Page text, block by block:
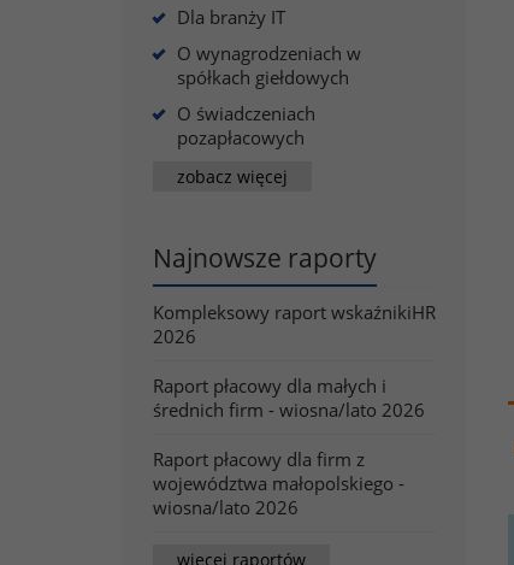
Dla branży IT
O wynagrodzeniach w
spółkach giełdowych
O świadczeniach
pozapłacowych
zobacz więcej
Najnowsze raporty
Kompleksowy raport wskaźnikiHR
2026
Raport płacowy dla małych i
średnich firm - wiosna/lato 2026
Raport płacowy dla firm z
województwa małopolskiego -
wiosna/lato 2026
więcej raportów